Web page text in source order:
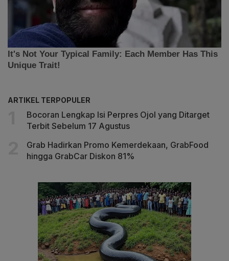
ARTIKEL TERPOPULER
Bocoran Lengkap Isi Perpres Ojol yang Ditarget
Terbit Sebelum 17 Agustus
Grab Hadirkan Promo Kemerdekaan, GrabFood
hingga GrabCar Diskon 81%